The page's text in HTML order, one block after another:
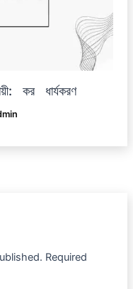
কর ধার্যকরণ
Required